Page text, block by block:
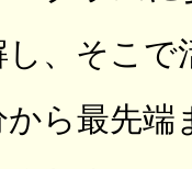
し、そこ
から最先